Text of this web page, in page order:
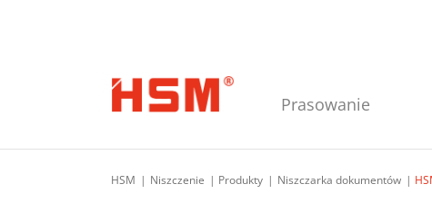
Prasowanie
HSM Niszczenie Produkty Niszczarka dokumentów